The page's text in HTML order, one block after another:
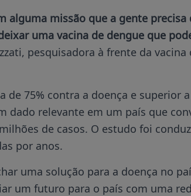
alguma missão que a gente precisa
uma vacina de dengue que
pesquisadora à frente da vacina
de 75% contra a doença e superior
dado relevante em um país que
de casos. O estudo foi
por anos.
uma solução para a doença no
um futuro para o país com uma